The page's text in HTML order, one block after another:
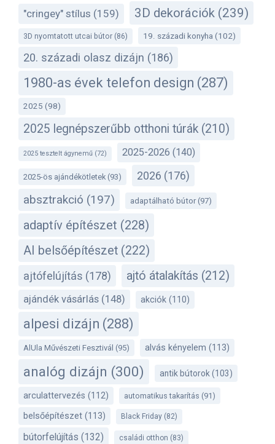
"cringey" stílus (159) 3D dekorációk (239)
3D nyomtatott utcai bútor (86) 19. századi konyha (102)
20. századi olasz dizájn (186)
1980-as évek telefon design (287)
2025 (98)
2025 legnépszerűbb otthoni túrák (210)
2025 tesztelt ágynemű (72) 2025-2026 (140)
2025-ös ajándékötletek (93) 2026 (176)
absztrakció (197) adaptálható bútor(97)
adaptív építészet (228)
AI belsőépítészet (222)
ajtófelújítás (178) ajtó átalakítás (212)
ajándék vásárlás (148) akciók (110)
alpesi dizájn (288)
AlUla Művészeti Fesztivál (95) alvás kényelem (113)
analóg dizájn (300) antik bútorok(103)
arculattervezés (112) automatikus takarítás (91)
belsőépítészet (113) Black Friday (82)
bútorfelújítás (132) családi otthon (83)